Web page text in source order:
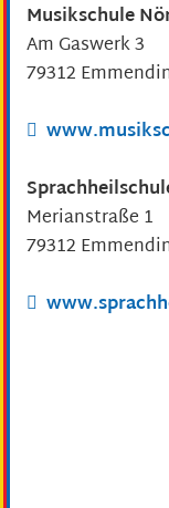
Musikschule
Am Gaswerk 3
79312
Merianstraße 1
79312